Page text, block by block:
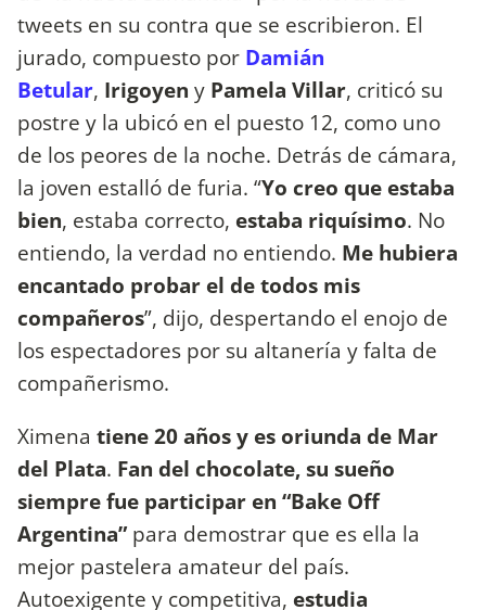
tweets en su contra que se escribieron. El
jurado, compuesto por Damián
Betular, Irigoyen y Pamela Villar, criticó su
postre y la ubicó en el puesto 12, como uno
de los peores de la noche. Detrás de cámara,
la joven estalló de furia. “Yo creo que estaba
bien, estaba correcto, estaba riquísimo. No
entiendo, la verdad no entiendo. Me hubiera
encantado probar el de todos mis
compañeros”, dijo, despertando el enojo de
los espectadores por su altanería y falta de
compañerismo.
Ximena tiene 20 años y es oriunda de Mar
del Plata. Fan del chocolate, su sueño
siempre fue participar en “Bake Off
Argentina”para demostrar que es ella la
mejor pastelera amateur del país.
Autoexigente y competitiva, estudia